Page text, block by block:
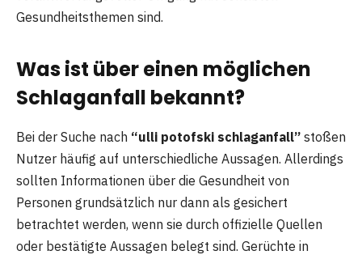
Gesundheitsthemen sind.
Was ist über einen möglichen
Schlaganfall bekannt?
Bei der Suche nach “ulli potofski schlaganfall” stoßen
Nutzer häufig auf unterschiedliche Aussagen. Allerdings
sollten Informationen über die Gesundheit von
Personen grundsätzlich nur dann als gesichert
betrachtet werden, wenn sie durch offizielle Quellen
oder bestätigte Aussagen belegt sind. Gerüchte in